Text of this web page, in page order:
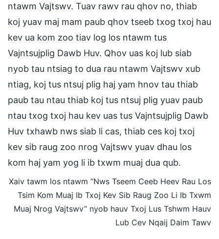
ntawm Vajtswv. Tuav rawv rau qhov no, thiab
koj yuav maj mam paub qhov tseeb txog txoj hau
kev ua kom zoo tiav log los ntawm tus
Vajntsujplig Dawb Huv. Qhov uas koj lub siab
nyob tau ntsiag to dua rau ntawm Vajtswv xub
ntiag, koj tus ntsuj plig haj yam hnov tau thiab
paub tau ntau thiab koj tus ntsuj plig yuav paub
ntau txog txoj hau kev uas tus Vajntsujplig Dawb
Huv txhawb nws siab li cas, thiab ces koj txoj
kev sib raug zoo nrog Vajtswv yuav dhau los
kom haj yam yog li ib txwm muaj dua qub.
Xaiv tawm los ntawm “Nws Tseem Ceeb Heev Rau Los
Tsim Kom Muaj Ib Txoj Kev Sib Raug Zoo Li Ib Txwm
Muaj Nrog Vajtswv” nyob hauv Txoj Lus Tshwm Hauv
Lub Cev Nqaij Daim Tawv